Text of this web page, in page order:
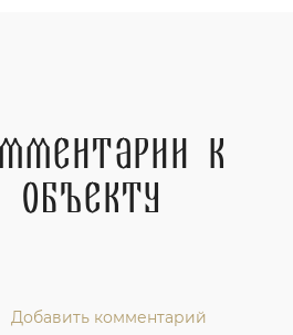
к
объекту
Добавить комментарий